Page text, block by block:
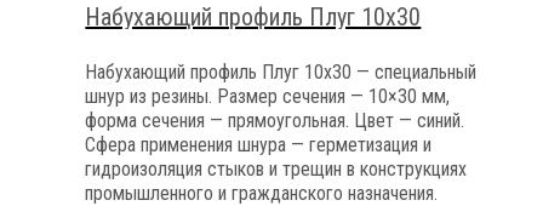
Набухающий профиль Плуг 10х30
Набухающий профиль Плуг 10х30 — специальный
шнур из резины. Размер сечения — 10×30 мм,
форма сечения — прямоугольная. Цвет — синий.
Сфера применения шнура — герметизация и
гидроизоляция стыков и трещин в конструкциях
промышленного и гражданского назначения.